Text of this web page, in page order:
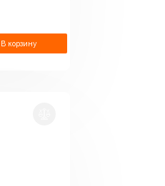
В корзину